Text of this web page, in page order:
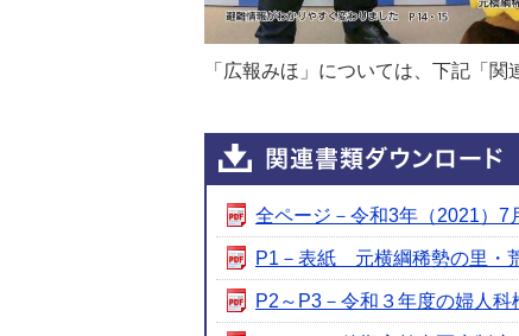
「広報みほ」については、下記「
全ページ－令和3年（2021）7
P1－表紙 元横綱稀勢の里・
P2～P3－令和３年度の婦人